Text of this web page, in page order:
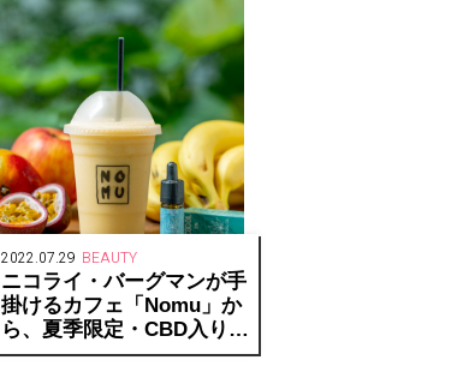
2022.07.29 BEAUTY
ニコライ・バーグマンが手
掛けるカフェ「Nomu」か
ら、夏季限定・CBD入りス
ムージーが登場